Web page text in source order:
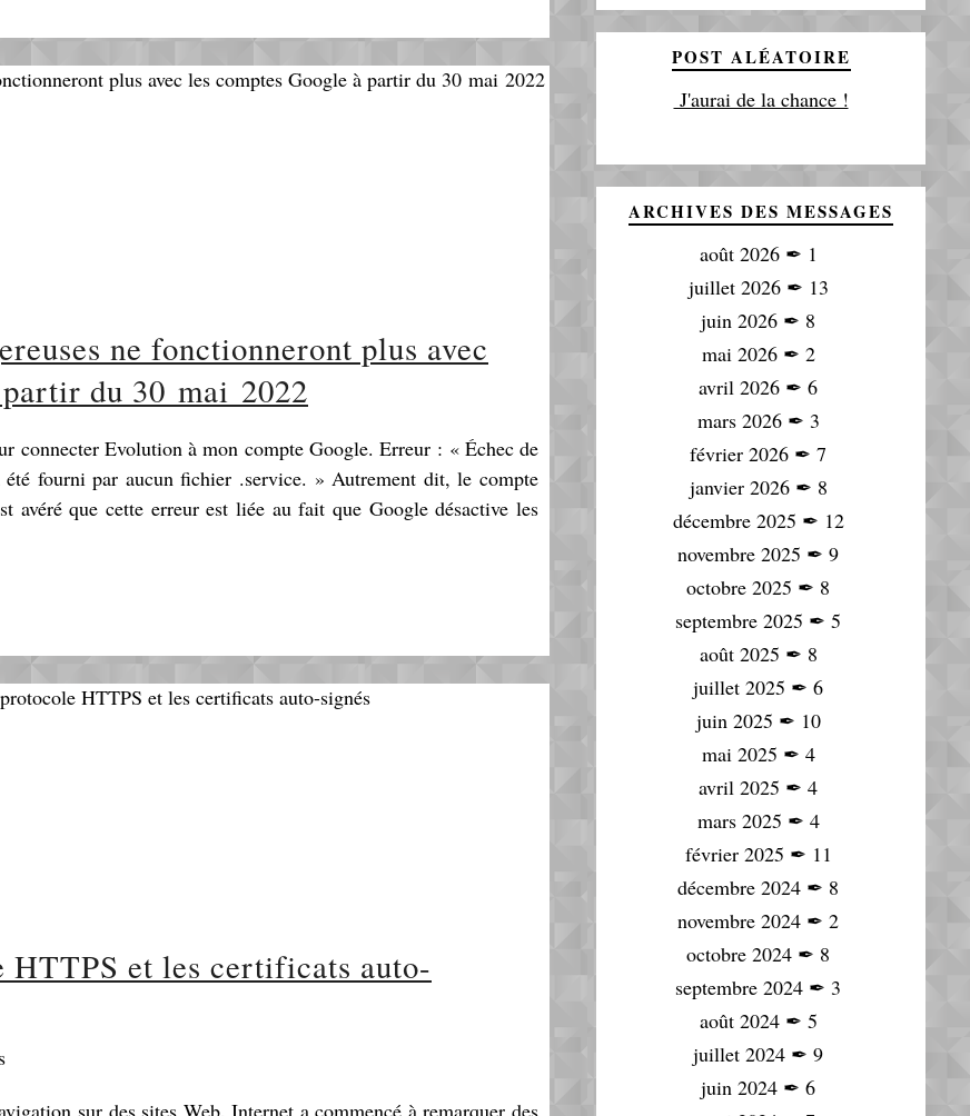
ne fonctionneront plus avec
du 30 mai 2022
connecter Evolution à mon compte Google. Erreur : « Échec de
fourni par aucun fichier .service. » Autrement dit, le compte
avéré que cette erreur est liée au fait que Google désactive les
HTTPS et les certificats auto-
POST ALÉATOIRE
J'aurai de la chance !
ARCHIVES DES MESSAGES
août 2026✒ 1
juillet 2026✒ 13
juin 2026 ✒ 8
mai 2026✒ 2
avril 2026 ✒ 6
mars 2026✒ 3
février 2026 ✒ 7
janvier 2026✒ 8
décembre 2025 ✒ 12
novembre 2025 ✒ 9
octobre 2025 ✒ 8
septembre 2025 ✒ 5
août 2025 ✒ 8
juillet 2025 ✒ 6
juin 2025 ✒ 10
mai 2025 ✒ 4
avril 2025 ✒ 4
mars 2025 ✒ 4
février 2025 ✒ 11
décembre 2024 ✒ 8
novembre 2024 ✒ 2
octobre 2024 ✒ 8
septembre 2024 ✒ 3
août 2024✒ 5
juillet 2024 ✒ 9
juin 2024 ✒ 6